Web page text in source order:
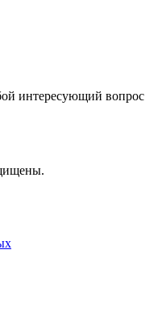
интересующий вопрос